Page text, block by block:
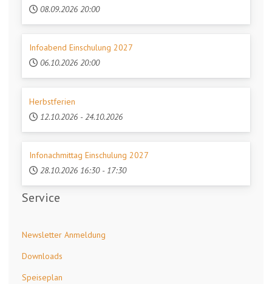
08.09.2026 20:00
Infoabend Einschulung 2027
06.10.2026 20:00
Herbstferien
12.10.2026 - 24.10.2026
Infonachmittag Einschulung 2027
28.10.2026 16:30 - 17:30
Service
Newsletter Anmeldung
Downloads
Speiseplan